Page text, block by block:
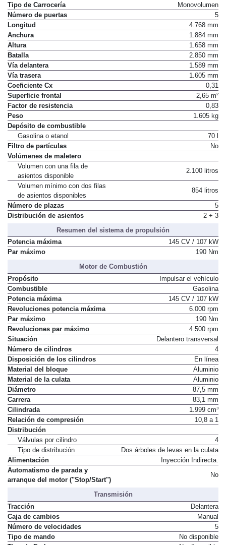
Tipo de Carrocería
Monovolumen
Número de puertas
5
Longitud
4.768 mm
Anchura
1.884 mm
Altura
1.658 mm
Batalla
2.850 mm
Vía delantera
1.589 mm
Vía trasera
1.605 mm
Coeficiente Cx
0,31
Superficie frontal
2,65 m²
Factor de resistencia
0,83
Peso
1.605 kg
Depósito de combustible
Gasolina o etanol
70 l
Filtro de partículas
No
Volúmenes de maletero
Volumen con una fila de
asientos disponible
2.100 litros
Volumen mínimo con dos filas
de asientos disponibles
854 litros
Número de plazas
5
Distribución de asientos
2 + 3
Resumen del sistema de propulsión
Potencia máxima
145 CV / 107 kW
Par máximo
190 Nm
Motor de Combustión
Propósito
Impulsar el vehículo
Combustible
Gasolina
Potencia máxima
145 CV / 107 kW
Revoluciones potencia máxima
6.000 rpm
Par máximo
190 Nm
Revoluciones par máximo
4.500 rpm
Situación
Delantero transversal
Número de cilindros
4
Disposición de los cilindros
En línea
Material del bloque
Aluminio
Material de la culata
Aluminio
Diámetro
87,5 mm
Carrera
83,1 mm
Cilindrada
1.999 cm³
Relación de compresión
10,8 a 1
Distribución
Válvulas por cilindro
4
Tipo de distribución
Dos árboles de levas en la culata
Alimentación
Inyección Indirecta.
Automatismo de parada y
arranque del motor ("Stop/Start")
No
Transmisión
Tracción
Delantera
Caja de cambios
Manual
Número de velocidades
5
Tipo de mando
No disponible